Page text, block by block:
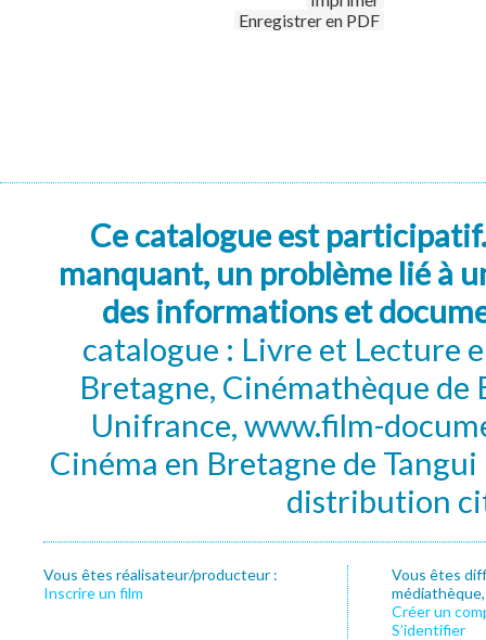
Enregistrer en PDF
Ce catalogue est
manquant, un problème lié à
des informations et
catalogue : Livre et Lecture
Bretagne, Cinémathèque de
Unifrance, www.film-
Cinéma en Bretagne de
distribution
Vous êtes réalisateur/producteur :
Inscrire un film
Vous êtes
Créer un
S’identifier